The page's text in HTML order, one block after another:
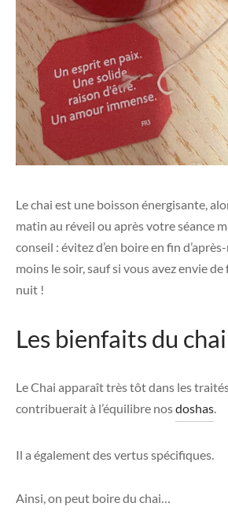
Le chai est une boisson énergisante,
matin au réveil ou après votre séance
conseil : évitez d’en boire en fin
moins le soir, sauf si vous avez envie
nuit !
Les bienfaits du chai
Le Chai apparaît très tôt dans les
contribuerait à l’équilibre nosdoshas.
Il a également des vertus spécifiques.
Ainsi, on peut boire du chai…